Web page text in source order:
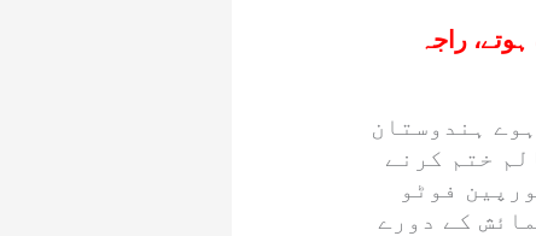
ہوتے، راجہ
ہندوستان
ختم کرنے
فوٹو
کے دورے